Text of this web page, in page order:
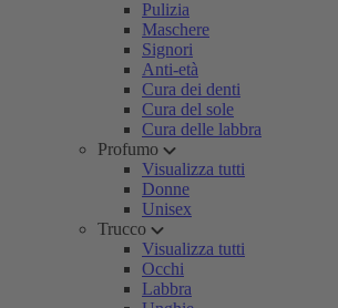
Pulizia
Maschere
Signori
Anti-età
Cura dei denti
Cura del sole
Cura delle labbra
Profumo
Visualizza tutti
Donne
Unisex
Trucco
Visualizza tutti
Occhi
Labbra